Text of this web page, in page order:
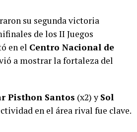
su segunda victoria
de los II Juegos
en el Centro Nacional de
a mostrar la fortaleza del
Pisthon Santos (x2) y Sol
en el área rival fue clave.